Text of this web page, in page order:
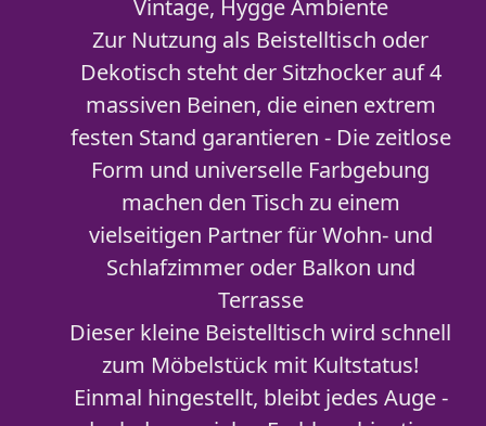
Vintage, Hygge Ambiente
Zur Nutzung als Beistelltisch oder
Dekotisch steht der Sitzhocker auf 4
massiven Beinen, die einen extrem
festen Stand garantieren - Die zeitlose
Form und universelle Farbgebung
machen den Tisch zu einem
vielseitigen Partner für Wohn- und
Schlafzimmer oder Balkon und
Terrasse
Dieser kleine Beistelltisch wird schnell
zum Möbelstück mit Kultstatus!
Einmal hingestellt, bleibt jedes Auge -